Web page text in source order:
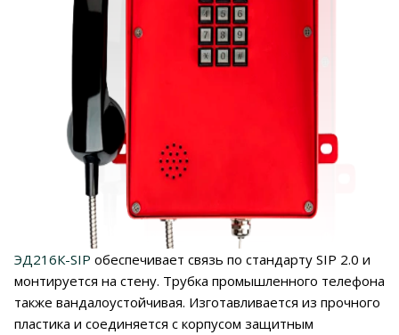
ЭД216К-SIP обеспечивает связь по стандарту SIP 2.0 и
монтируется на стену. Трубка промышленного телефона
также вандалоустойчивая. Изготавливается из прочного
пластика и соединяется с корпусом защитным